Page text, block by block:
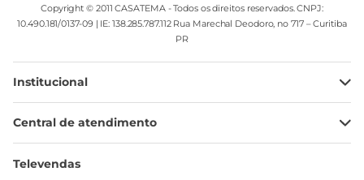
Copyright © 2011 CASATEMA - Todos os direitos reservados. CNPJ:
10.490.181/0137-09 | IE: 138.285.787.112 Rua Marechal Deodoro, no 717 – Curitiba
PR
Institucional
Minha Conta
Meus pedidos
Central de atendimento
Ajuda
Televendas